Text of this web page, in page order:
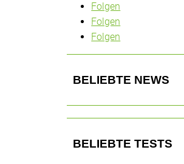
Folgen
Folgen
Folgen
BELIEBTE NEWS
BELIEBTE TESTS